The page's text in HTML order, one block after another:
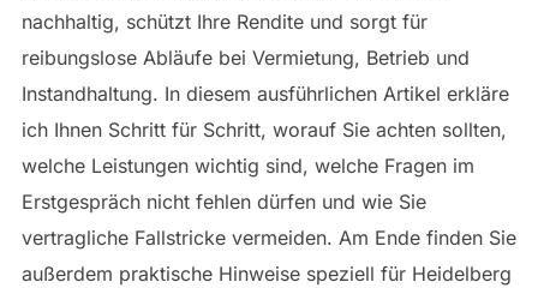
nachhaltig, schützt Ihre Rendite und sorgt für
reibungslose Abläufe bei Vermietung, Betrieb und
Instandhaltung. In diesem ausführlichen Artikel erkläre
ich Ihnen Schritt für Schritt, worauf Sie achten sollten,
welche Leistungen wichtig sind, welche Fragen im
Erstgespräch nicht fehlen dürfen und wie Sie
vertragliche Fallstricke vermeiden. Am Ende finden Sie
außerdem praktische Hinweise speziell für Heidelberg